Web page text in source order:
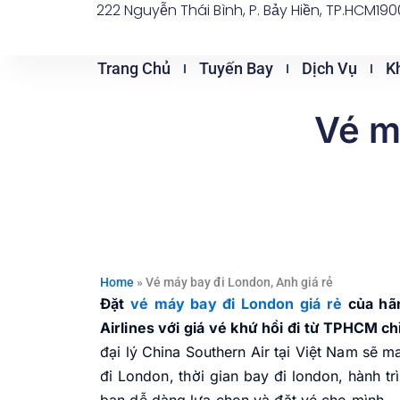
222 Nguyễn Thái Bình, P. Bảy Hiền, TP.HCM
Trang Chủ Tuyến Bay Dịch Vụ
Vé
Home » Vé máy bay đi London, Anh giá rẻ
Đặt vé máy bay đi London giá rẻ của
Airlines với giá vé khứ hồi đi từ TPHCM
đại lý China Southern Air tại Việt Nam sẽ
đi London, thời gian bay đi london, hành